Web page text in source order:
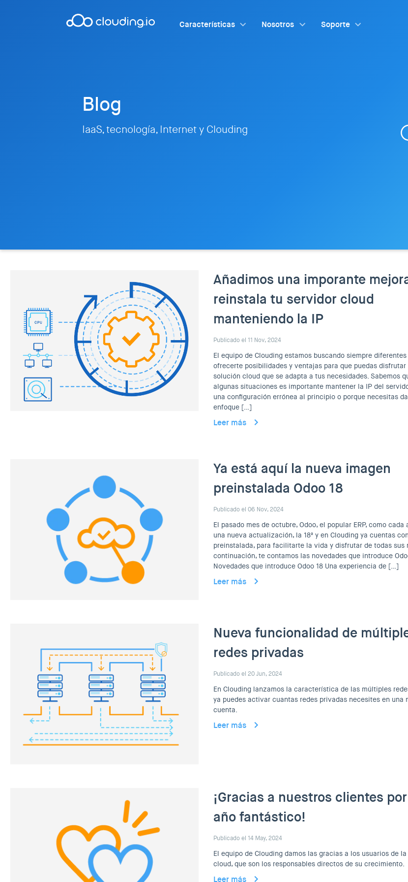
Características Nosotros Soporte
Blog
IaaS, tecnología, Internet y Clouding
Añadimos una imporante
reinstala tu servidor cloud
manteniendo la IP
Publicado el 11 Nov, 2024
El equipo de Clouding estamos buscando siempre
ofrecerte posibilidades y ventajas para que puedas
solución cloud que se adapta a tus necesidades. Sabemos
algunas situaciones es importante mantener la IP del
una configuración errónea al principio o porque necesitas
enfoque […]
Leer más
Ya está aquí la nueva imagen
preinstalada Odoo 18
Publicado el 06 Nov, 2024
El pasado mes de octubre, Odoo, el popular ERP, como cada
una nueva actualización, la 18ª y en Clouding ya cuentas
preinstalada, para facilitarte la vida y disfrutar de todas sus
continuación, te contamos las novedades que introduce
Novedades que introduce Odoo 18 Una experiencia de […]
Leer más
Nueva funcionalidad de
redes privadas
Publicado el 20 Jun, 2024
En Clouding lanzamos la característica de las múltiples
ya puedes activar cuantas redes privadas necesites en una
cuenta.
Leer más
¡Gracias a nuestros clientes
año fantástico!
Publicado el 14 May, 2024
El equipo de Clouding damos las gracias a los usuarios de
cloud, que son los responsables directos de su crecimiento.
Leer más